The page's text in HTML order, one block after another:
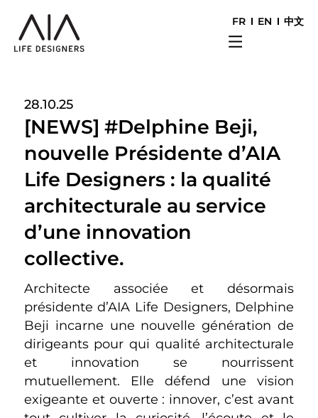
FR EN 中文
28.10.25
[NEWS] #Delphine Beji,
nouvelle Présidente d’AIA
Life Designers : la qualité
architecturale au service
d’une innovation
collective.
Architecte associée et désormais
présidente d’AIA Life Designers, Delphine
Beji incarne une nouvelle génération de
dirigeants pour qui qualité architecturale
et innovation se nourrissent
mutuellement. Elle défend une vision
exigeante et ouverte : innover, c’est avant